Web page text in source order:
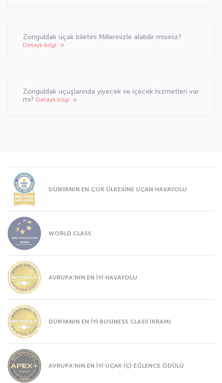
Zonguldak uçak biletini Millerinizle alabilir misiniz?
Detaylı bilgi
Zonguldak uçuşlarında yiyecek ve içecek hizmetleri var
mı? Detaylı bilgi
DÜNYANIN EN ÇOK ÜLKESİNE UÇAN HAVAYOLU
WORLD CLASS
AVRUPA’NIN EN İYİ HAVAYOLU
DÜNYANIN EN İYİ BUSINESS CLASS İKRAMI
AVRUPA’NIN EN İYİ UÇAK İÇİ EĞLENCE ÖDÜLÜ